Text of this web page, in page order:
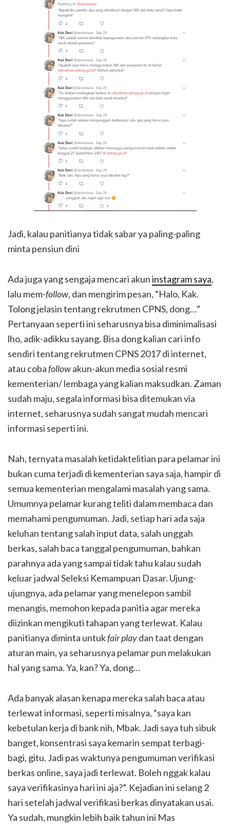
Jadi, kalau panitianya tidak sabar ya paling-paling
minta pensiun dini
Ada juga yang sengaja mencari akuninstagram saya,
lalu mem-follow, dan mengirim pesan, “Halo, Kak.
Tolong jelasin tentang rekrutmen CPNS, dong…”
Pertanyaan seperti ini seharusnya bisa diminimalisasi
lho, adik-adikku sayang. Bisa dong kalian cari info
sendiri tentang rekrutmen CPNS 2017 di internet,
atau cobafollowakun-akun media sosial resmi
kementerian/ lembaga yang kalian maksudkan. Zaman
sudah maju, segala informasi bisa ditemukan via
internet, seharusnya sudah sangat mudah mencari
informasi seperti ini.
Nah, ternyata masalah ketidaktelitian para pelamar ini
bukan cuma terjadi di kementerian saya saja, hampir di
semua kementerian mengalami masalah yang sama.
Umumnya pelamar kurang teliti dalam membaca dan
memahami pengumuman. Jadi, setiap hari ada saja
keluhan tentang salah input data, salah unggah
berkas, salah baca tanggal pengumuman, bahkan
parahnya ada yang sampai tidak tahu kalau sudah
keluar jadwal Seleksi Kemampuan Dasar. Ujung-
ujungnya, ada pelamar yang menelepon sambil
menangis, memohon kepada panitia agar mereka
diizinkan mengikuti tahapan yang terlewat. Kalau
panitianya diminta untukfair playdan taat dengan
aturan main, ya seharusnya pelamar pun melakukan
hal yang sama. Ya, kan? Ya, dong…
Ada banyak alasan kenapa mereka salah baca atau
terlewat informasi, seperti misalnya, “saya kan
kebetulan kerja di bank nih, Mbak. Jadi saya tuh sibuk
banget, konsentrasi saya kemarin sempat terbagi-
bagi, gitu. Jadi pas waktunya pengumuman verifikasi
berkas online, saya jadi terlewat. Boleh nggak kalau
saya verifikasinya hari ini aja?”. Kejadian ini selang 2
hari setelah jadwal verifikasi berkas dinyatakan usai.
Ya sudah, mungkin lebih baik tahun ini Mas